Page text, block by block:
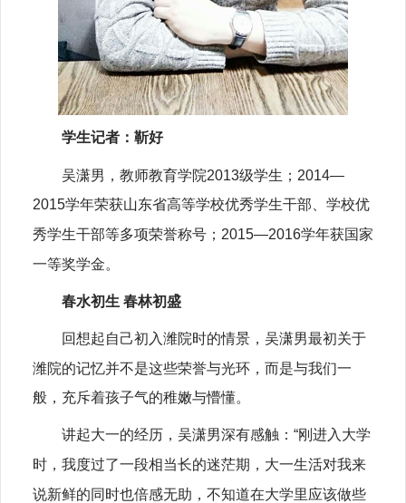
学生记者：靳好
吴潇男，教师教育学院2013级学生；2014—
2015学年荣获山东省高等学校优秀学生干部、 学校优
秀学生干部等多项荣誉称号； 2015—2016学年获国家
一等奖学金。
春水初生 春林初盛
回想起自己初入潍院时的情景，吴潇男最初关于
潍院的记忆并不是这些荣誉与光环，而是与我们一
般，充斥着孩子气的稚嫩与懵懂。
讲起大一的经历，吴潇男深有感触：“刚进入大学
时，我度过了一段相当长的迷茫期，大一生活对我来
说新鲜的同时也倍感无助，不知道在大学里应该做些